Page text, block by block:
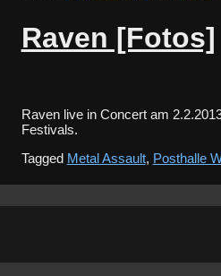
Raven [Fotos]
Raven live in Concert am
Festivals.
Tagged Metal Assault, Posthalle